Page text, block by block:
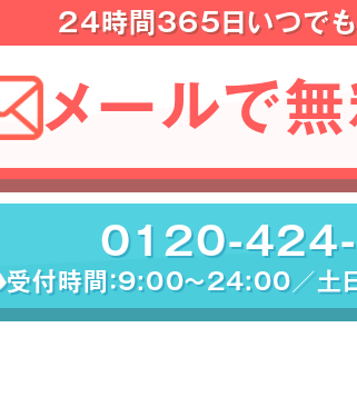
24時間365日いつでも
メールで
0120-
受付時間：9:00〜24:00／土